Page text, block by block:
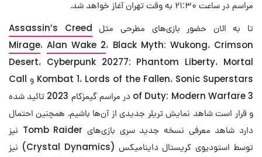
مراسم در ساعت ۲۱:۳۰ به وقت تهران آغاز خواهد شد.
تا به الان حضور بازی‌های مطرحی مثل Assassin’s Creed
Mirage،Alan Wake 2، ‌Black Myth: Wukong، Crimson
Desert، Cyberpunk 20277: Phantom Liberty، Mortal
Kombat 1، Lords of the Fallen، Sonic Superstars و Call
of Duty: Modern Warfare 3 در مراسم گیمزکام 2023 تائید شده
و قرار است شاهد نمایش تریلر جدیدی از آن‌ها باشیم. همچنین احتمال
دارد شاهد معرفی نسخه جدید سری بازی‌های Tomb Raider نیز
توسط استودیوی کریستال داینامیکس (Crystal Dynamics) نیز